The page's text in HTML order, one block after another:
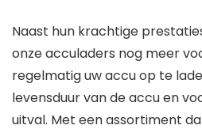
Naast hun krachtige
onze acculaders nog meer
regelmatig uw accu op te
levensduur van de accu en
uitval. Met een assortiment